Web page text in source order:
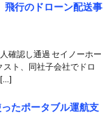
飛行のドローン配送事
確認し通過 セイノーホー
ト、同社子会社でドロ
たポータブル運航支